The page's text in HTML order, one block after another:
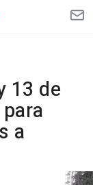
13 de
a